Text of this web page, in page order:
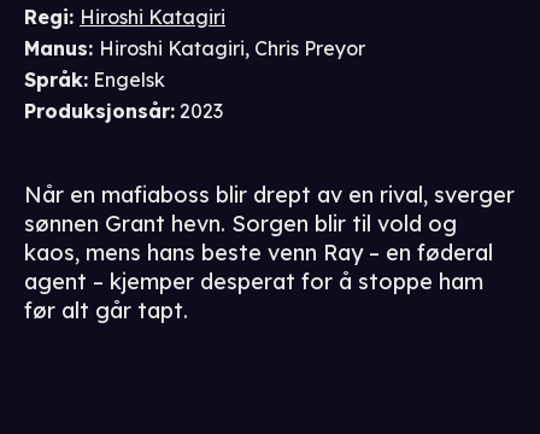
Regi: Hiroshi Katagiri
Manus: Hiroshi Katagiri, Chris Preyor
Språk: Engelsk
Produksjonsår: 2023
Når en mafiaboss blir drept av en rival, sverger
sønnen Grant hevn. Sorgen blir til vold og
kaos, mens hans beste venn Ray – en føderal
agent – kjemper desperat for å stoppe ham
før alt går tapt.